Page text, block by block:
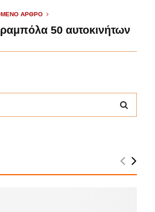
ΆΡΘΡΟ
50 αυτοκινήτων
A